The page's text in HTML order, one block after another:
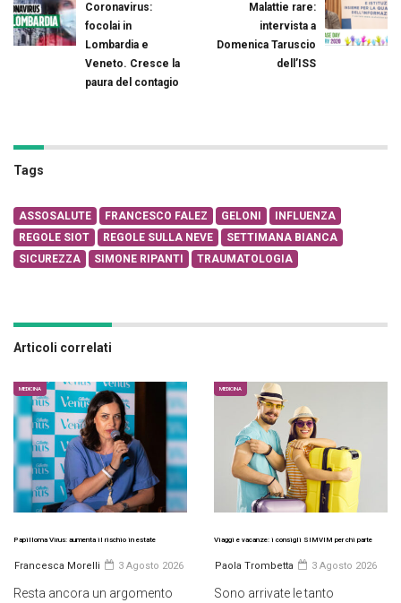
Coronavirus:
focolai in
Lombardia e
Veneto. Cresce la
paura del contagio
Malattie rare:
intervista a
Domenica Taruscio
dell’ISS
Tags
ASSOSALUTE FRANCESCO FALEZ GELONI
INFLUENZA
REGOLE SIOT
REGOLE SULLA NEVE
SETTIMANA BIANCA
SICUREZZA
SIMONE RIPANTI TRAUMATOLOGIA
Articoli correlati
MEDICINA
Papilloma Virus: aumenta il rischio in estate
Francesca Morelli 3 Agosto 2026
Resta ancora un argomento
MEDICINA
Viaggi e vacanze: i consigli SIMVIM per chi parte
Paola Trombetta 3 Agosto 2026
Sono arrivate le tanto